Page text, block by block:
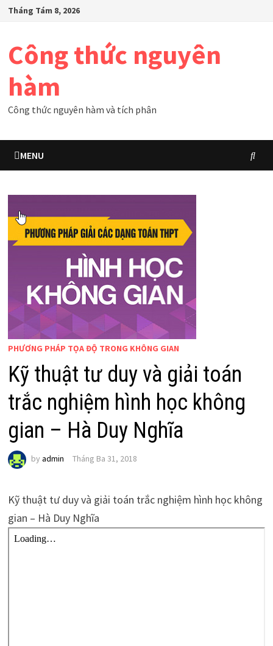
SkipTháng Tám 8, 2026
Công thức nguyên
hàm
Công thức nguyên hàm và tích phân
MENU
PHƯƠNG PHÁP TỌA ĐỘ TRONG KHÔNG GIAN
Kỹ thuật tư duy và giải toán
trắc nghiệm hình học không
gian – Hà Duy Nghĩa
by admin Tháng Ba 31, 2018
Kỹ thuật tư duy và giải toán trắc nghiệm hình học không
gian – Hà Duy Nghĩa